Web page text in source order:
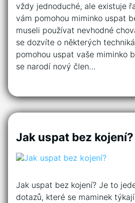
vždy jednoduché, ale existuje
vám pomohou miminko uspat
museli používat nevhodné
se dozvíte o některých
pomohou uspat vaše miminko
se narodí nový člen…
Jak uspat bez kojení?
Jak uspat bez kojení? Je to
dotazů, které se maminek